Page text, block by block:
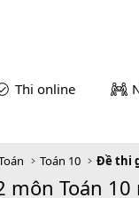
Thi online
Toán 10 Đề thi
Toán 10